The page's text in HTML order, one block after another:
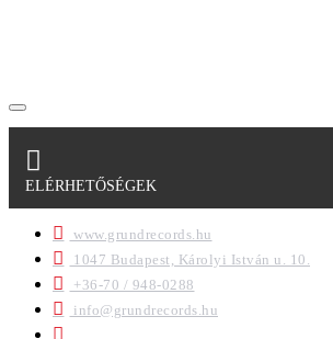
ELÉRHETŐSÉGEK
www.grundrecords.hu
1047 Budapest, Károlyi István u. 10.
+36-70 / 948-0288
info@grundrecords.hu